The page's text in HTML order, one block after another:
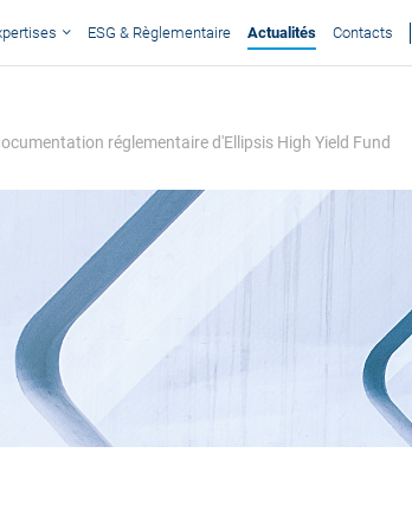
ESG & Règlementaire Actualités Contacts
réglementaire d'Ellipsis High Yield Fund